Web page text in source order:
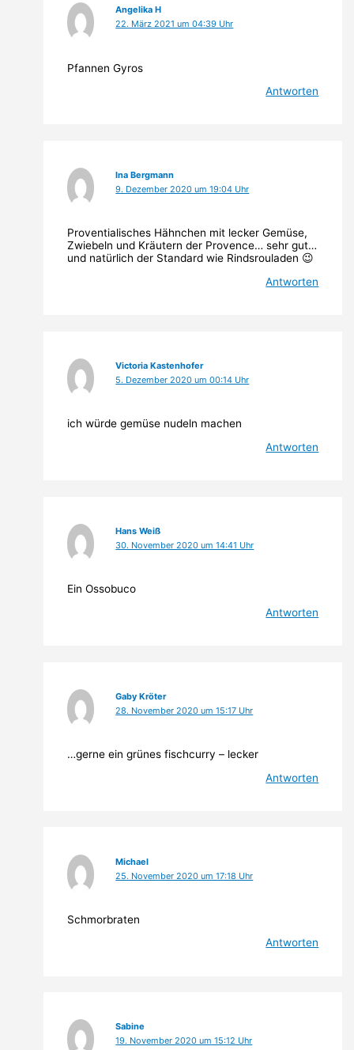
Angelika H
22. März 2021 um 04:39 Uhr
Pfannen Gyros
Antworten
Ina Bergmann
9. Dezember 2020 um 19:04 Uhr
Proventialisches Hähnchen mit lecker Gemüse,
Zwiebeln und Kräutern der Provence… sehr gut…
und natürlich der Standard wie Rindsrouladen 😉
Antworten
Victoria Kastenhofer
5. Dezember 2020 um 00:14 Uhr
ich würde gemüse nudeln machen
Antworten
Hans Weiß
30. November 2020 um 14:41 Uhr
Ein Ossobuco
Antworten
Gaby Kröter
28. November 2020 um 15:17 Uhr
…gerne ein grünes fischcurry – lecker
Antworten
Michael
25. November 2020 um 17:18 Uhr
Schmorbraten
Antworten
Sabine
19. November 2020 um 15:12 Uhr